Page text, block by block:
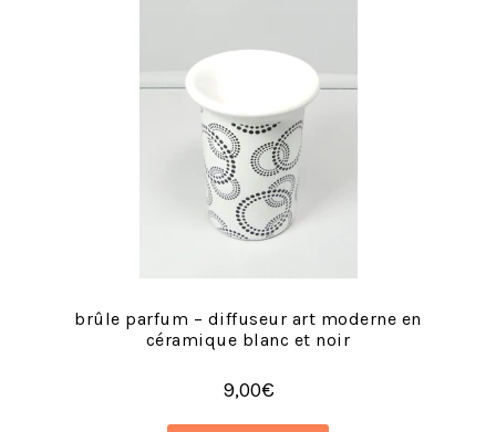
brûle parfum – diffuseur art moderne en
céramique blanc et noir
9,00€